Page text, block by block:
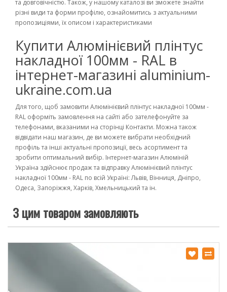
та довговічністю. Також, у нашому каталозі ви зможете знайти
різні види та форми профілю, ознайомитись з актуальними
пропозиціями, їх описом і характеристиками
Купити Алюмінієвий плінтус
накладної 100мм - RAL в
інтернет-магазині aluminium-
ukraine.com.ua
Для того, щоб замовити Алюмінієвий плінтус накладної 100мм -
RAL оформіть замовлення на сайті або зателефонуйте за
телефонами, вказаними на сторінці Контакти. Можна також
відвідати наш магазин, де ви можете вибрати необхідний
профіль та інші актуальні пропозиції, весь асортимент та
зробити оптимальний вибір. Інтернет-магазин Алюміній
Україна здійснює продаж та відправку Алюмінієвий плінтус
накладної 100мм - RAL по всій Україні: Львів, Вінниця, Дніпро,
Одеса, Запоріжжя, Харків, Хмельницький та ін.
З цим товаром замовляють